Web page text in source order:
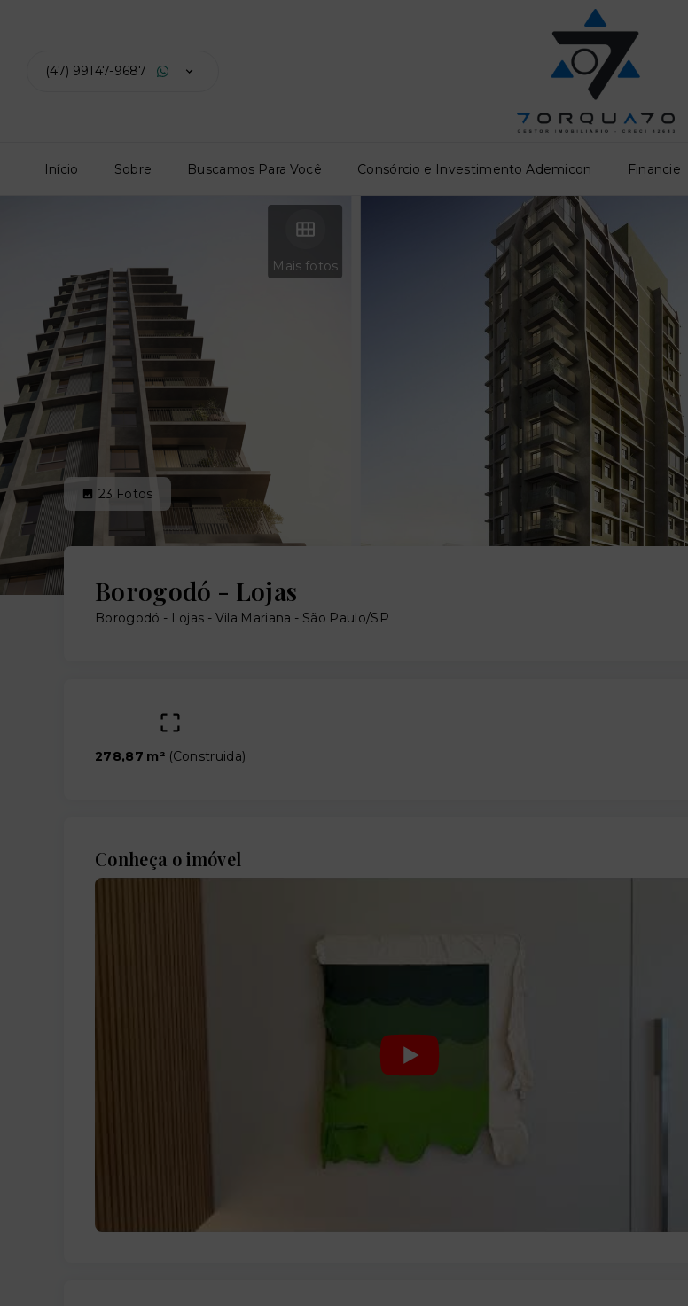
(47) 99147-9687
Início Sobre Buscamos Para Você Consórcio e Investimento Ademicon Financie
Mais fotos
23 Fotos
Borogodó - Lojas
Borogodó - Lojas - Vila Mariana - São Paulo/SP
278,87 m² (Construida)
Conheça o imóvel